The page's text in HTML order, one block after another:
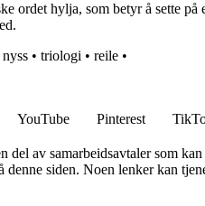
ordet hylja, som betyr å sette
nyss • triologi • reile •
YouTube Pinterest
av samarbeidsavtaler som
siden. Noen lenker kan